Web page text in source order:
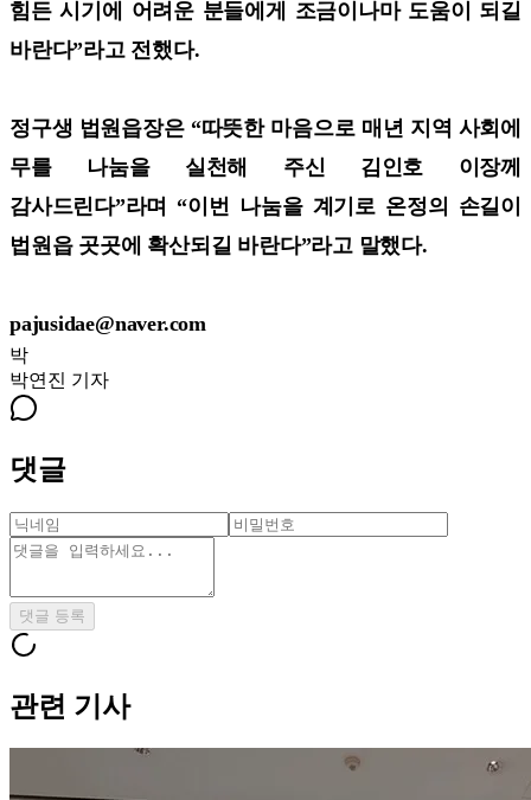
힘든 시기에 어려운 분들에게 조금이나마 도움이 되길
바란다”라고 전했다.
정구생 법원읍장은 “따뜻한 마음으로 매년 지역 사회에
무를 나눔을 실천해 주신 김인호 이장께
감사드린다”라며 “이번 나눔을 계기로 온정의 손길이
법원읍 곳곳에 확산되길 바란다”라고 말했다.
pajusidae@naver.com
박
박연진 기자
댓글
댓글 등록
관련 기사